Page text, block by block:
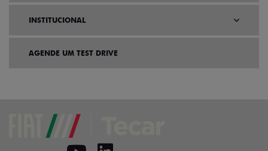
INSTITUCIONAL
AGENDE UM TEST DRIVE